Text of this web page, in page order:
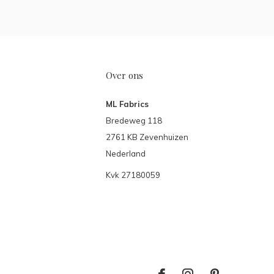
Over ons
ML Fabrics
Bredeweg 118
2761 KB Zevenhuizen
Nederland
Kvk 27180059